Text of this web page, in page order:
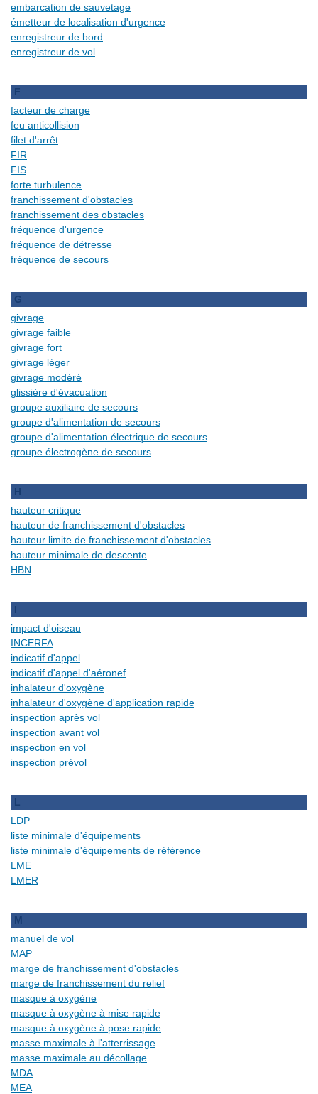
embarcation de sauvetage
émetteur de localisation d'urgence
enregistreur de bord
enregistreur de vol
F
facteur de charge
feu anticollision
filet d'arrêt
FIR
FIS
forte turbulence
franchissement d'obstacles
franchissement des obstacles
fréquence d'urgence
fréquence de détresse
fréquence de secours
G
givrage
givrage faible
givrage fort
givrage léger
givrage modéré
glissière d'évacuation
groupe auxiliaire de secours
groupe d'alimentation de secours
groupe d'alimentation électrique de secours
groupe électrogène de secours
H
hauteur critique
hauteur de franchissement d'obstacles
hauteur limite de franchissement d'obstacles
hauteur minimale de descente
HBN
I
impact d'oiseau
INCERFA
indicatif d'appel
indicatif d'appel d'aéronef
inhalateur d'oxygène
inhalateur d'oxygène d'application rapide
inspection après vol
inspection avant vol
inspection en vol
inspection prévol
L
LDP
liste minimale d'équipements
liste minimale d'équipements de référence
LME
LMER
M
manuel de vol
MAP
marge de franchissement d'obstacles
marge de franchissement du relief
masque à oxygène
masque à oxygène à mise rapide
masque à oxygène à pose rapide
masse maximale à l'atterrissage
masse maximale au décollage
MDA
MEA